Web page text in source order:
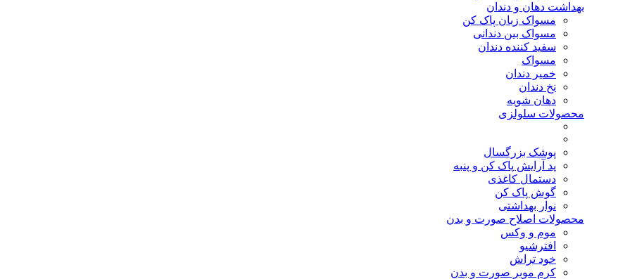
بهداشت دهان و دندان
مسواک زبان پاک کن
مسواک بین دندانی
سفید کننده دندان
مسواک
خمیر دندان
نخ دندان
دهان شویه
محصولات سلولزی
پوشک بزرگسال
پد آرایش پاک کن و پنبه
دستمال کاغذی
گوش پاک کن
نوار بهداشتی
محصولات اصلاح صورت و بدن
موم و وکس
افترشیو
خود تراش
کرم موبر صورت و بدن